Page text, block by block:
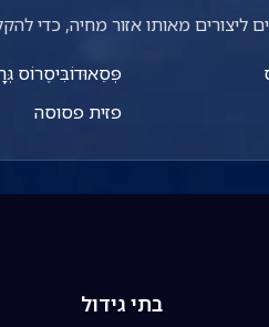
ליצורים מאותו אזור מחיה, כדי
פְּסֵאוּדוֹבִּיסֶרוֹס
פזית פסוסה
בתי גידול